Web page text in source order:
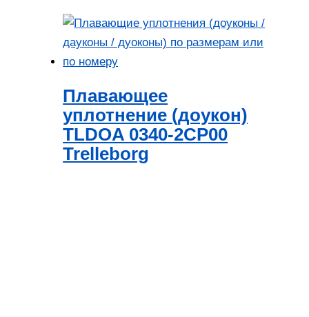
Плавающее
уплотнение (доукон)
TLDOA 0340-2CP00
Trelleborg